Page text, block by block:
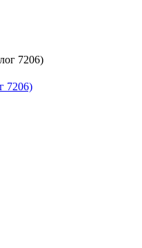
7206)